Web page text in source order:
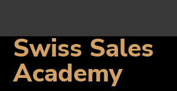
Swiss Sales
Academy